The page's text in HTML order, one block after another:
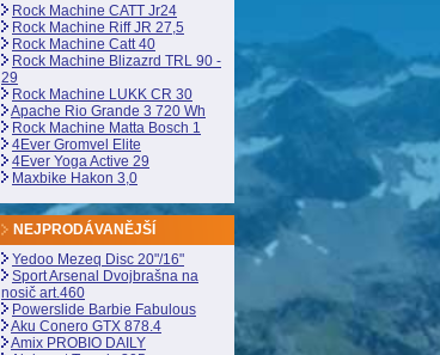
Rock Machine CATT Jr24
Rock Machine Riff JR 27,5
Rock Machine Catt 40
Rock Machine Blizazrd TRL 90 -
29
Rock Machine LUKK CR 30
Apache Rio Grande 3 720 Wh
Rock Machine Matta Bosch 1
4Ever Gromvel Elite
4Ever Yoga Active 29
Maxbike Hakon 3,0
NEJPRODÁVANĚJŠÍ
Yedoo Mezeq Disc 20"/16"
Sport Arsenal Dvojbrašna na
nosič art.460
Powerslide Barbie Fabulous
Aku Conero GTX 878.4
Amix PROBIO DAILY